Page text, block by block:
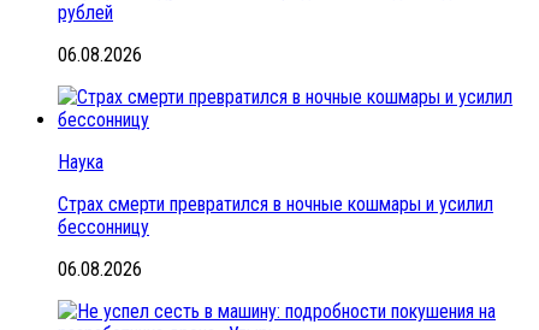
рублей
06.08.2026
Наука
Страх смерти превратился в ночные кошмары и усилил
бессонницу
06.08.2026